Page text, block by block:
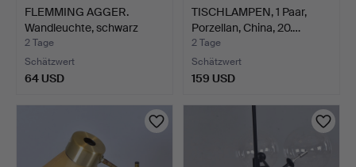
FLEMMING AGGER.
Wandleuchte, schwarz
lacki…
2 Tage
Schätzwert
64 USD
TISCHLAMPEN, 1 Paar,
Porzellan, China, 20.…
2 Tage
Schätzwert
159 USD